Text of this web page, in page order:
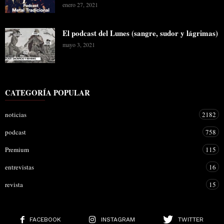
enero 27, 2021
El podcast del Lunes (sangre, sudor y lágrimas)
mayo 3, 2021
CATEGORÍA POPULAR
noticias
2182
podcast
758
Premium
115
entrevistas
16
revista
15
FACEBOOK INSTAGRAM
TWITTER